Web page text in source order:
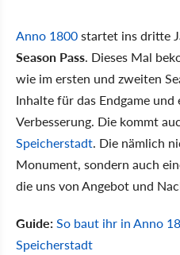
Anno 1800startet ins dritte
Season Pass. Dieses Mal
wie im ersten und zweiten
Inhalte für das Endgame
Verbesserung. Die kommt
Speicherstadt. Die nämlich
Monument, sondern auch
die uns von Angebot und
Guide:So baut ihr in Anno
Speicherstadt